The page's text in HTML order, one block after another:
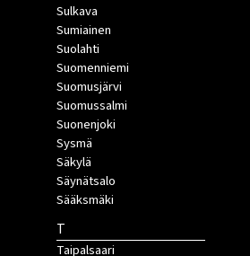
Sulkava
Sumiainen
Suolahti
Suomenniemi
Suomusjärvi
Suomussalmi
Suonenjoki
Sysmä
Säkylä
Säynätsalo
Sääksmäki
T
Taipalsaari